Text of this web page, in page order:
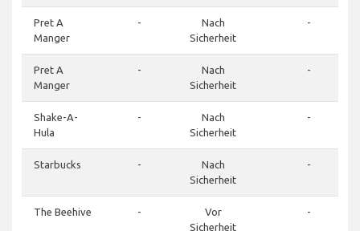
Pret A
Manger
-
Nach
Sicherheit
-
Pret A
Manger
-
Nach
Sicherheit
-
Shake-A-
Hula
-
Nach
Sicherheit
-
Starbucks -
Nach
Sicherheit
-
The Beehive -
Vor
Sicherheit
-